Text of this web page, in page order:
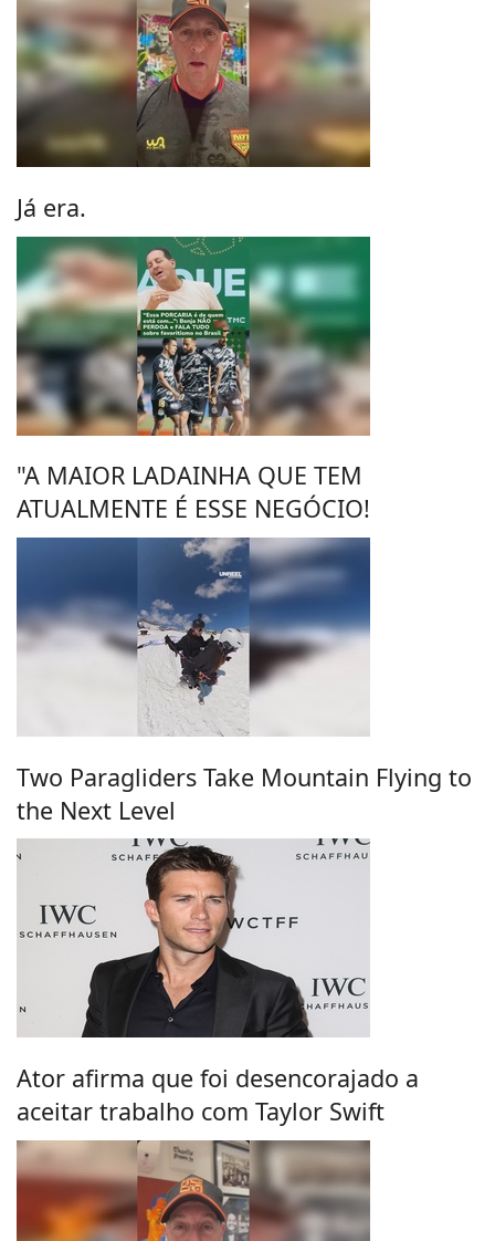
Já era.
"A MAIOR LADAINHA QUE TEM
ATUALMENTE É ESSE NEGÓCIO!
Two Paragliders Take Mountain Flying to
the Next Level
Ator afirma que foi desencorajado a
aceitar trabalho com Taylor Swift